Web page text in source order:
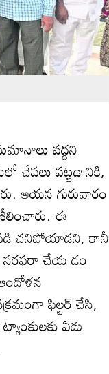
వద్దని
చేపలు పట్టడానికి,
ఆయన గురువారం
ఈ
పడి చనిపోయాడని, కానీ
సరఫరా చేయ డం
ఫిల్టర్‌ చేసి,
ఏడు